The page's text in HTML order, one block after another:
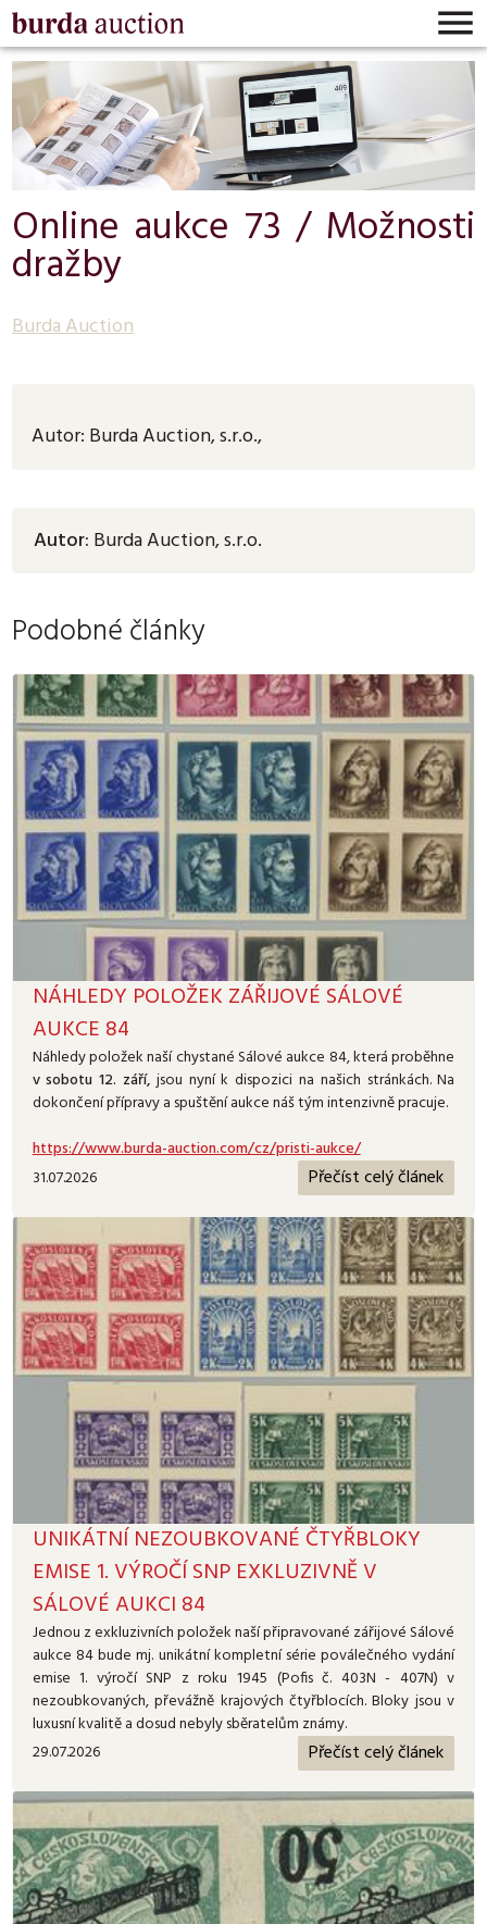

Online aukce 73 / Možnosti
dražby
Burda Auction
Autor: Burda Auction, s.r.o.,
Autor: Burda Auction, s.r.o.
Podobné články
NÁHLEDY POLOŽEK ZÁŘIJOVÉ SÁLOVÉ
AUKCE 84
Náhledy položek naší chystané Sálové aukce 84, která proběhne
v sobotu 12. září,jsou nyní k dispozici na našich stránkách. Na
dokončení přípravy a spuštění aukce náš tým intenzivně pracuje.
https://www.burda-auction.com/cz/pristi-aukce/
31.07.2026
Přečíst celý článek
UNIKÁTNÍ NEZOUBKOVANÉ ČTYŘBLOKY
EMISE 1. VÝROČÍ SNP EXKLUZIVNĚ V
SÁLOVÉ AUKCI 84
Jednou z exkluzivních položek naší připravované zářijové Sálové
aukce 84 bude mj. unikátní kompletní série poválečného vydání
emise 1. výročí SNP z roku 1945 (Pofis č. 403N - 407N) v
nezoubkovaných, převážně krajových čtyřblocích. Bloky jsou v
luxusní kvalitě a dosud nebyly sběratelům známy.
29.07.2026
Přečíst celý článek